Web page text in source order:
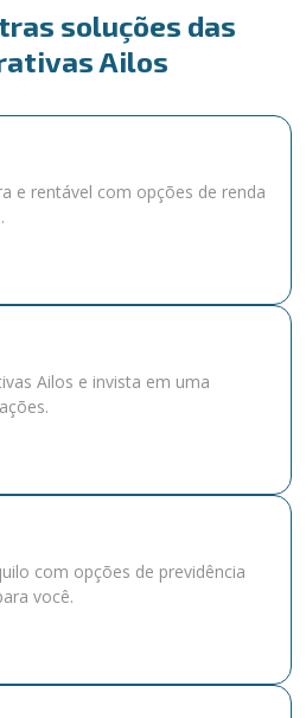
soluções das
Ailos
e rentável com opções de renda
Ailos e invista em uma
com opções de previdência
você.